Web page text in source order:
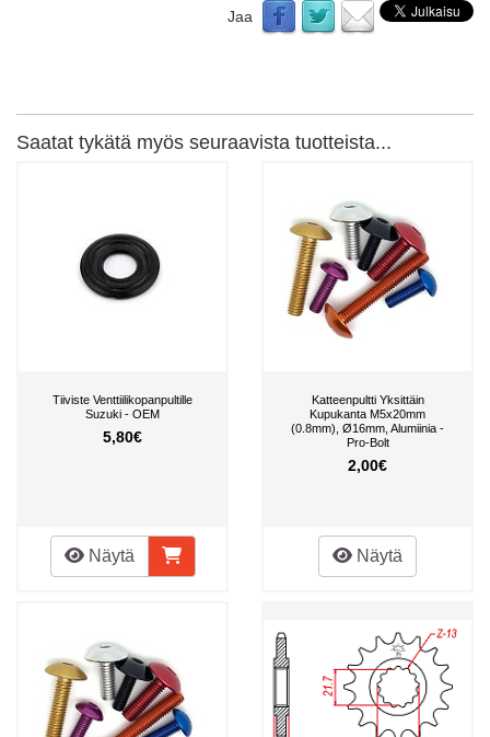
Jaa
Saatat tykätä myös seuraavista tuotteista...
Tiiviste Venttiilikopanpultille
Suzuki - OEM
5,80€
Näytä
Katteenpultti Yksittäin
Kupukanta M5x20mm
(0.8mm), Ø16mm, Alumiinia -
Pro-Bolt
2,00€
Näytä